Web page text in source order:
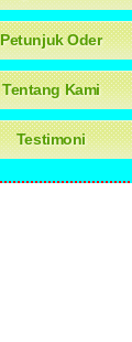
Petunjuk Oder
Tentang Kami
Testimoni